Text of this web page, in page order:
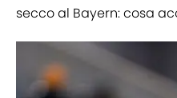
secco al Bayern: cosa